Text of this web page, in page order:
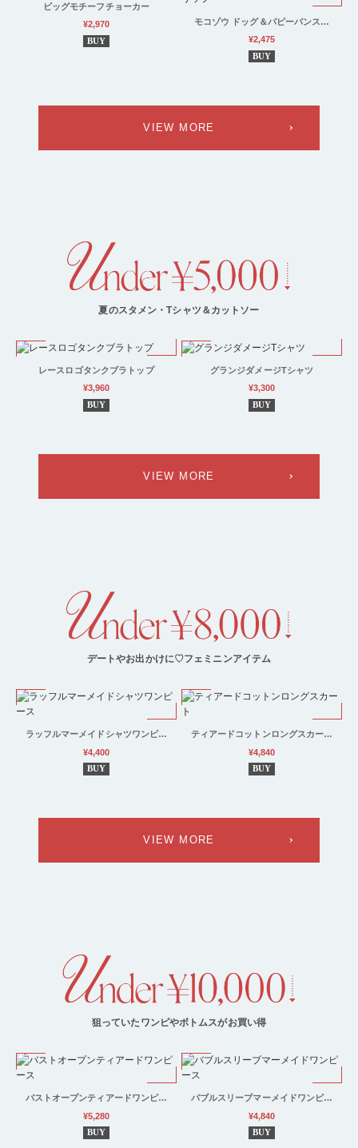
ビッグモチーフチョーカー
¥2,970
BUY
モコゾウ ドッグ＆パピーバンス…
¥2,475
BUY
VIEW MORE
夏のスタメン・Tシャツ＆カットソー
レースロゴタンクブラトップ
¥3,960
BUY
グランジダメージTシャツ
¥3,300
BUY
VIEW MORE
デートやお出かけに♡フェミニンアイテム
ラッフルマーメイドシャツワンピ…
¥4,400
BUY
ティアードコットンロングスカー…
¥4,840
BUY
VIEW MORE
狙っていたワンピやボトムスがお買い得
バストオープンティアードワンピ…
¥5,280
BUY
バブルスリーブマーメイドワンピ…
¥4,840
BUY